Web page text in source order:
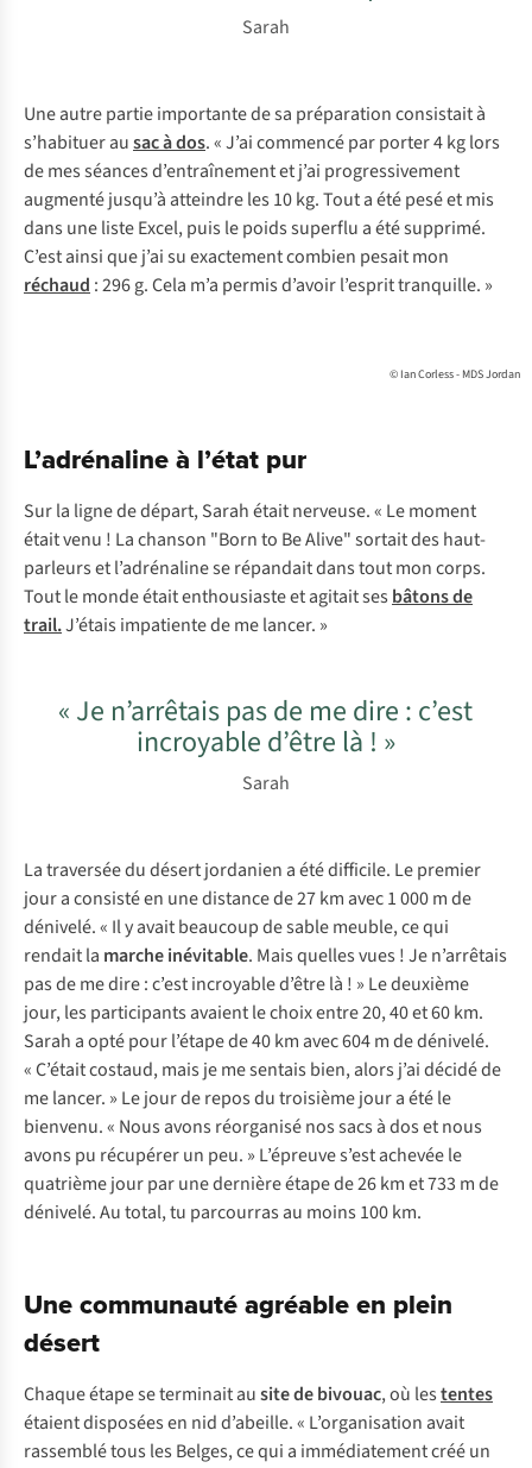
Sarah
Une autre partie importante de sa préparation consistait à
s’habituer ausac à dos. « J’ai commencé par porter 4 kg lors
de mes séances d’entraînement et j’ai progressivement
augmenté jusqu’à atteindre les 10 kg. Tout a été pesé et mis
dans une liste Excel, puis le poids superflu a été supprimé.
C’est ainsi que j’ai su exactement combien pesait mon
réchaud : 296 g. Cela m’a permis d’avoir l’esprit tranquille. »
© Ian Corless - MDS Jordan
L’adrénaline à l’état pur
Sur la ligne de départ, Sarah était nerveuse. « Le moment
était venu ! La chanson "Born to Be Alive" sortait des haut-
parleurs et l’adrénaline se répandait dans tout mon corps.
Tout le monde était enthousiaste et agitait ses bâtons de
trail.J’étais impatiente de me lancer. »
« Je n’arrêtais pas de me dire : c’est
incroyable d’être là ! »
Sarah
La traversée du désert jordanien a été difficile. Le premier
jour a consisté en une distance de 27 km avec 1 000 m de
dénivelé. « Il y avait beaucoup de sable meuble, ce qui
rendait la marche inévitable. Mais quelles vues ! Je n’arrêtais
pas de me dire : c’est incroyable d’être là ! » Le deuxième
jour, les participants avaient le choix entre 20, 40 et 60 km.
Sarah a opté pour l’étape de 40 km avec 604 m de dénivelé.
« C’était costaud, mais je me sentais bien, alors j’ai décidé de
me lancer. » Le jour de repos du troisième jour a été le
bienvenu. « Nous avons réorganisé nos sacs à dos et nous
avons pu récupérer un peu. » L’épreuve s’est achevée le
quatrième jour par une dernière étape de 26 km et 733 m de
dénivelé. Au total, tu parcourras au moins 100 km.
Une communauté agréable en plein
désert
Chaqueétapeseterminaitausitedebivouac, où lestentes
étaientdisposéesen nidd’abeille.« L’organisation avait
rassemblétous les Belges,cequi a immédiatementcrééun